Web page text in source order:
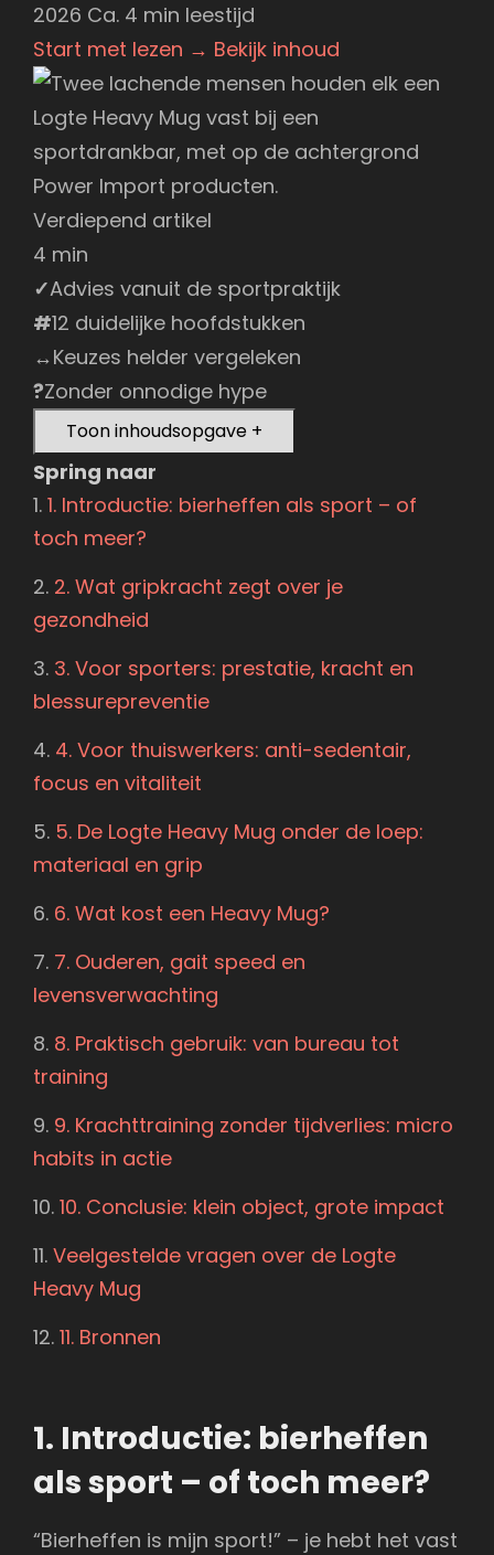
2026 Ca. 4 min leestijd
Start met lezen → Bekijk inhoud
Verdiepend artikel
4 min
✓Advies vanuit de sportpraktijk
#12 duidelijke hoofdstukken
↔Keuzes helder vergeleken
?Zonder onnodige hype
Toon inhoudsopgave +
Spring naar
1. Introductie: bierheffen als sport – of
toch meer?
2. Wat gripkracht zegt over je
gezondheid
3. Voor sporters: prestatie, kracht en
blessurepreventie
4. Voor thuiswerkers: anti-sedentair,
focus en vitaliteit
5. De Logte Heavy Mug onder de loep:
materiaal en grip
6. Wat kost een Heavy Mug?
7. Ouderen, gait speed en
levensverwachting
8. Praktisch gebruik: van bureau tot
training
9. Krachttraining zonder tijdverlies: micro
habits in actie
10. Conclusie: klein object, grote impact
Veelgestelde vragen over de Logte
Heavy Mug
11. Bronnen
1. Introductie: bierheffen
als sport – of toch meer?
“Bierheffen is mijn sport!” – je hebt het vast